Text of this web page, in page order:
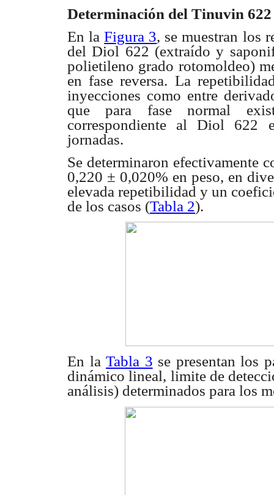
Determinación del Tinuvin
En laFigura 3, se muestran los
del Diol 622 (extraído y
polietileno grado rotomoldeo)
en fase reversa. La
inyecciones como entre
que para fase normal
correspondiente al Diol 622
jornadas.
Se determinaron efectivamente
0,220 ± 0,020% en peso, en
elevada repetibilidad y un
de los casos (Tabla 2).
En laTabla 3 se presentan los
dinámico lineal, limite de
análisis) determinados para los